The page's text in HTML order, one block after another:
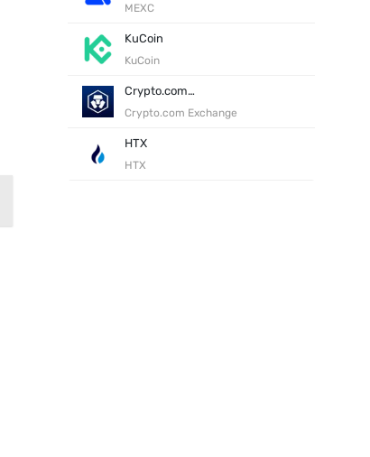
MEXC
KuCoin
KuCoin
Crypto.com Exchange
Crypto.com Exchange
HTX
HTX